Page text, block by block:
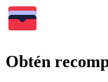
Obtén